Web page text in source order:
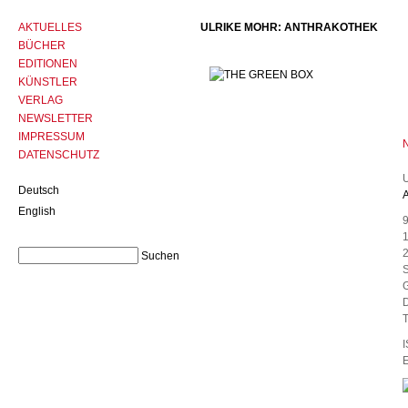
ULRIKE MOHR: ANTHRAKOTHEK
AKTUELLES
BÜCHER
EDITIONEN
KÜNSTLER
VERLAG
NEWSLETTER
IMPRESSUM
DATENSCHUTZ
Deutsch
English